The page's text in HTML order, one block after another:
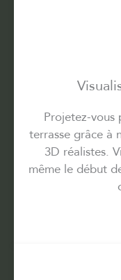
Projetez-vous
terrasse grâce à
3D réalistes.
même le début